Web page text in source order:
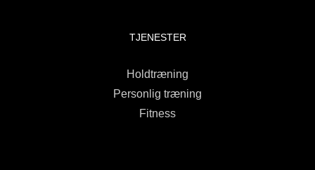
TJENESTER
Holdtræning
Personlig træning
Fitness